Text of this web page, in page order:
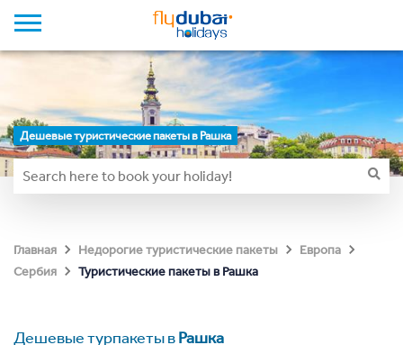
Дешевые туристические пакеты в Рашка
Главная Недорогие туристические пакеты
Европа
Сербия
Туристические пакеты в Рашка
Дешевые турпакеты вРашка